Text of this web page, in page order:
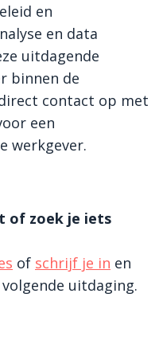
en
en data
uitdagende
binnen de
contact op met
een
werkgever.
of zoek je iets
of schrijf je in en
uitdaging.